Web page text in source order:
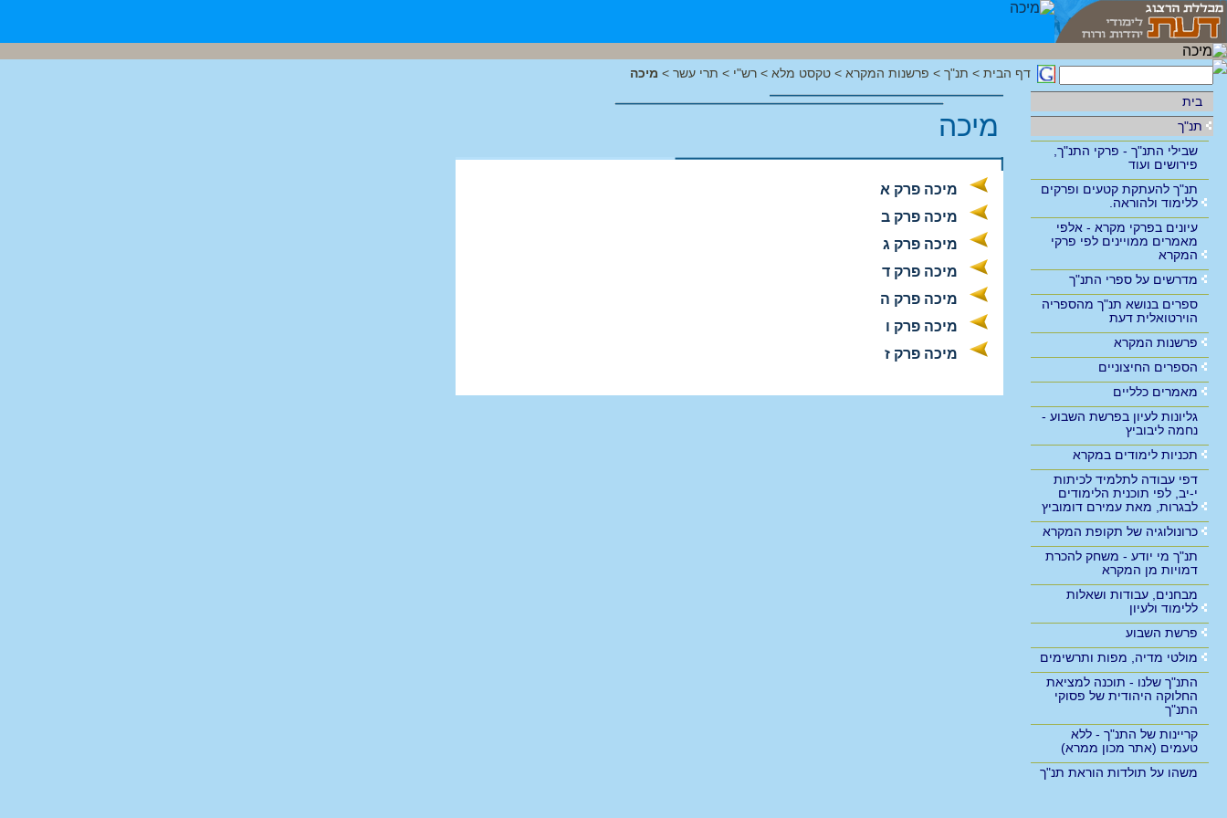
בית
תנ"ך
שבילי התנ"ך - פרקי התנ"ך,
פירושים ועוד
תנ"ך להעתקת קטעים ופרקים
ללימוד ולהוראה.
עיונים בפרקי מקרא - אלפי
מאמרים ממויינים לפי פרקי
המקרא
מדרשים על ספרי התנ"ך
ספרים בנושא תנ"ך מהספריה
הוירטואלית דעת
פרשנות המקרא
הספרים החיצוניים
מאמרים כלליים
גליונות לעיון בפרשת השבוע -
נחמה ליבוביץ
תכניות לימודים במקרא
דפי עבודה לתלמיד לכיתות
י-יב, לפי תוכנית הלימודים
לבגרות, מאת עמירם דומוביץ
כרונולוגיה של תקופת המקרא
תנ"ך מי יודע - משחק להכרת
דמויות מן המקרא
מבחנים, עבודות ושאלות
ללימוד ולעיון
פרשת השבוע
מולטי מדיה, מפות ותרשימים
התנ"ך שלנו - תוכנה למציאת
החלוקה היהודית של פסוקי
התנ"ך
קריינות של התנ"ך - ללא
טעמים (אתר מכון ממרא)
משהו על תולדות הוראת תנ"ך
דף הבית > תנ"ך > פרשנות המקרא > טקסט מלא > רש"י > תרי עשר > מיכה
מיכה
מיכה פרק א
מיכה פרק ב
מיכה פרק ג
מיכה פרק ד
מיכה פרק ה
מיכה פרק ו
מיכה פרק ז